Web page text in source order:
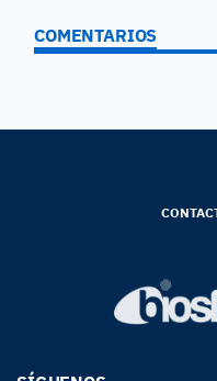
COMENTARIOS